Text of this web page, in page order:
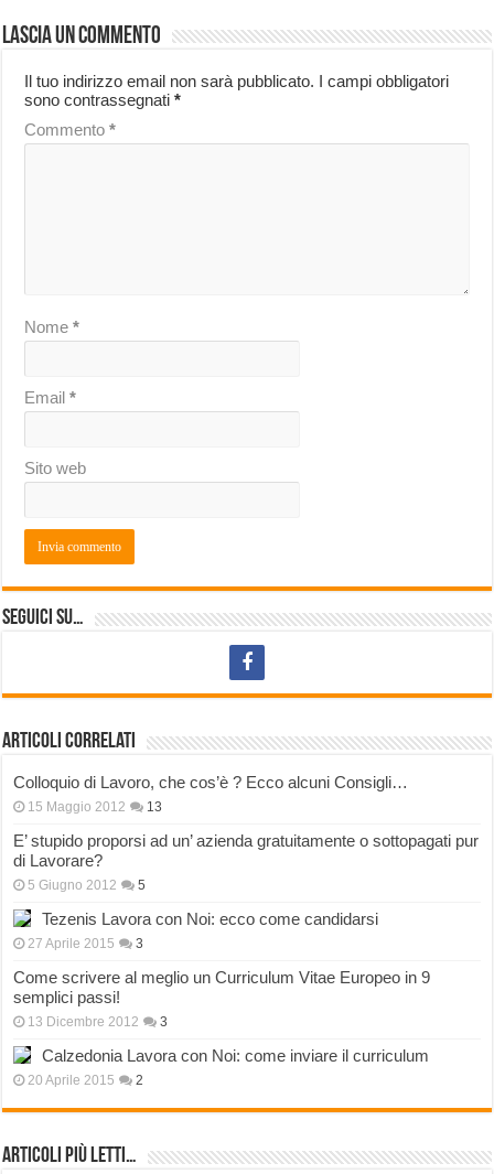
Lascia un commento
Il tuo indirizzo email non sarà pubblicato. I campi obbligatori
sono contrassegnati*
Commento*
Nome*
Email*
Sito web
Seguici su…
Articoli correlati
Colloquio di Lavoro, che cos’è ? Ecco alcuni Consigli…
15 Maggio 2012 13
E’ stupido proporsi ad un’ azienda gratuitamente o sottopagati pur
di Lavorare?
5 Giugno 2012 5
Tezenis Lavora con Noi: ecco come candidarsi
27 Aprile 2015 3
Come scrivere al meglio un Curriculum Vitae Europeo in 9
semplici passi!
13 Dicembre 2012 3
Calzedonia Lavora con Noi: come inviare il curriculum
20 Aprile 2015 2
Articoli più Letti…